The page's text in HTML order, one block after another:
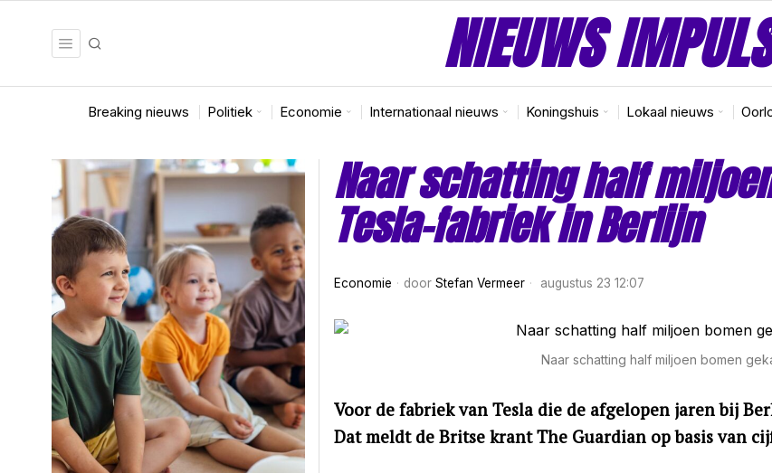
NIEUWS
Breaking nieuws Politiek Economie Internationaal nieuws Koningshuis Lokaal nieuws
Naar schatting half
Tesla-fabriek in Berlijn
Economie door Stefan Vermeer augustus 23 12:07
Naar schatting half miljoen bomen
Voor de fabriek van Tesla die de afgelopen jaren bij
Dat meldt de Britse krant The Guardian op basis van